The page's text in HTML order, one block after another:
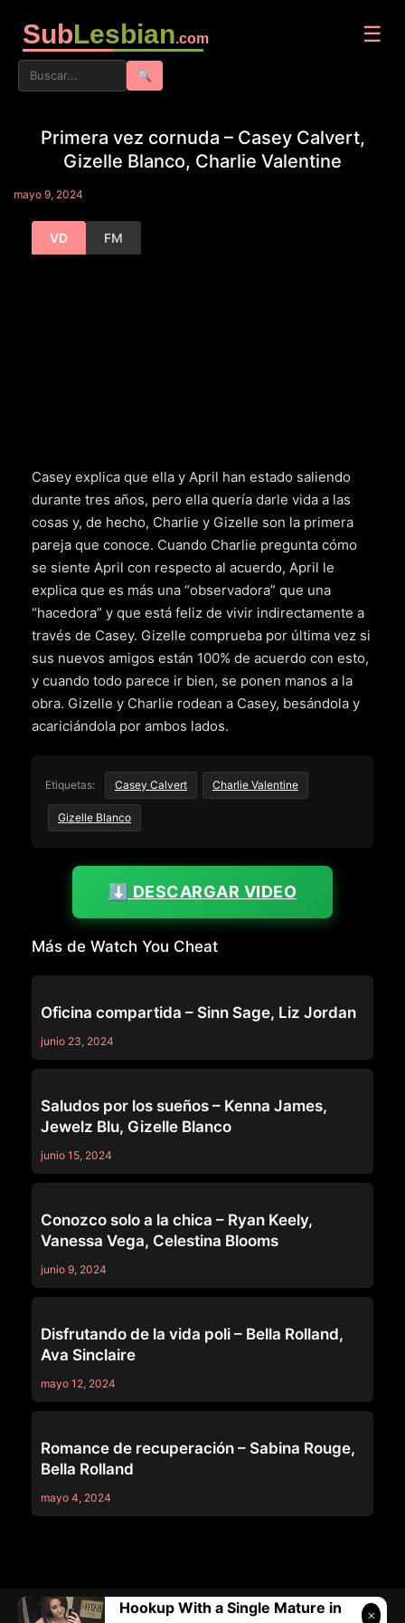
SubLesbian.com ☰
🔍
Hookup With a Single Mature in
Primera vez cornuda – Casey Calvert,
Gizelle Blanco, Charlie Valentine
mayo 9, 2024
VD FM
Casey explica que ella y April han estado saliendo
durante tres años, pero ella quería darle vida a las
cosas y, de hecho, Charlie y Gizelle son la primera
pareja que conoce. Cuando Charlie pregunta cómo
se siente April con respecto al acuerdo, April le
explica que es más una “observadora” que una
“hacedora” y que está feliz de vivir indirectamente a
través de Casey. Gizelle comprueba por última vez si
sus nuevos amigos están 100% de acuerdo con esto,
y cuando todo parece ir bien, se ponen manos a la
obra. Gizelle y Charlie rodean a Casey, besándola y
acariciándola por ambos lados.
Etiquetas: Casey Calvert Charlie Valentine
Gizelle Blanco
⬇️ DESCARGAR VIDEO
Más de Watch You Cheat
Oficina compartida – Sinn Sage, Liz Jordan
junio 23, 2024
Saludos por los sueños – Kenna James,
Jewelz Blu, Gizelle Blanco
junio 15, 2024
Conozco solo a la chica – Ryan Keely,
Vanessa Vega, Celestina Blooms
junio 9, 2024
Disfrutando de la vida poli – Bella Rolland,
Ava Sinclaire
mayo 12, 2024
Romance de recuperación – Sabina Rouge,
Bella Rolland
mayo 4, 2024
Telegram: @vicivi3• Twitter: @subcolombia1• Correo: